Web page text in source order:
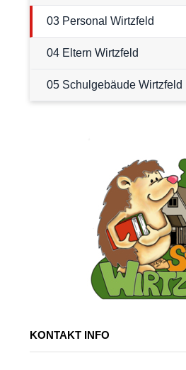
03 Personal Wirtzfeld
04 Eltern Wirtzfeld
05 Schulgebäude Wirtzfeld
KONTAKT INFO